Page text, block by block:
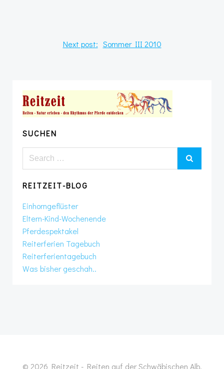
Next post: Sommer III 2010
SUCHEN
Search
REITZEIT-BLOG
Einhorngeflüster
Eltern-Kind-Wochenende
Pferdespektakel
Reiterferien Tagebuch
Reiterferientagebuch
Was bisher geschah..
© 2026 Reitzeit - Reiten auf der Schwäbischen Alb.